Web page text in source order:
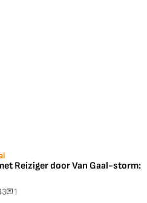
Reiziger door Van Gaal-storm:
1